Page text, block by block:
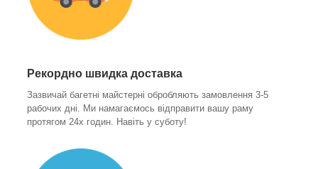
Рекордно швидка доставка
Зазвичай багетні майстерні обробляють замовлення 3-5
рабочих дні. Ми намагаємось відправити вашу раму
протягом 24х годин. Навіть у суботу!